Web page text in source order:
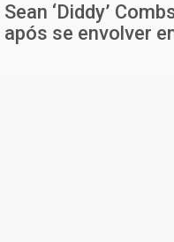
Sean ‘Diddy’
após se envolver